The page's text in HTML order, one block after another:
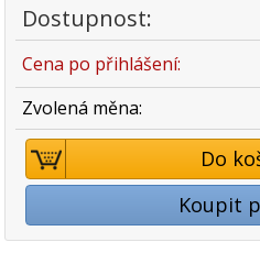
Dostupnost:
Cena po přihlášení:
Zvolená měna:
Do
Koupit